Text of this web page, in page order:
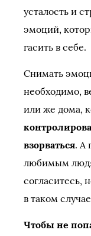
усталость и
эмоций,
гасить в себе.
Снимать
необходимо,
или же дома,
взорваться. А
любимым
согласитесь,
в таком
Чтобы не